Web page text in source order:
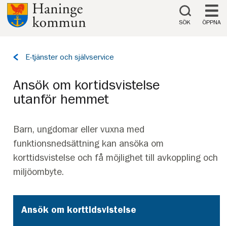
Till innehåll på sidan
SÖK ÖPPNA
Tillbaka
E-tjänster och självservice
Ansök om kortidsvistelse
utanför hemmet
Barn, ungdomar eller vuxna med
funktionsnedsättning kan ansöka om
korttidsvistelse och få möjlighet till avkoppling och
miljöombyte.
Ansök om korttidsvistelse